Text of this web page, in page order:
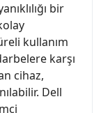
bir
kullanım
karşı
cihaz,
Dell